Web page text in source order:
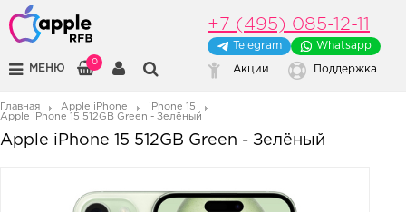
МЕНЮ
0
+7 (495) 085-12-11
Telegram Whatsapp
Акции Поддержка
Главная Apple iPhone
iPhone 15
Apple iPhone 15 512GB Green - Зелёный
Apple iPhone 15 512GB Green - Зелёный